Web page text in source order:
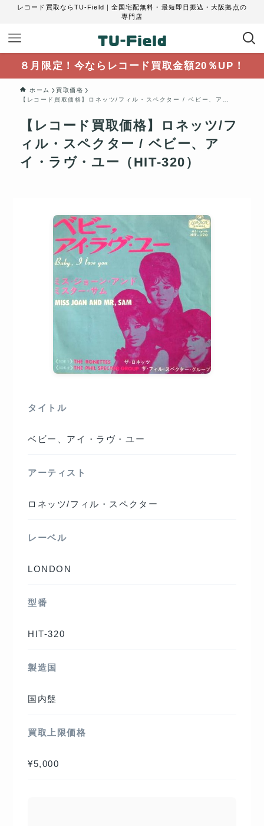
レコード買取ならTU-Field｜全国宅配無料・最短即日振込・大阪拠点の
専門店
８月限定！今ならレコード買取金額20％UP！
ホーム
買取価格
【レコード買取価格】ロネッツ/フィル・スペクター / ベビー、アイ・ラヴ・ユー（HIT-320）
【レコード買取価格】ロネッツ/フ
ィル・スペクター / ベビー、ア
イ・ラヴ・ユー（HIT-320）
タイトル
ベビー、アイ・ラヴ・ユー
アーティスト
ロネッツ/フィル・スペクター
レーベル
LONDON
型番
HIT-320
製造国
国内盤
買取上限価格
¥5,000